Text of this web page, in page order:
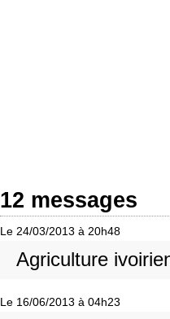
12 messages
Le 24/03/2013 à 20h48
Agriculture
Le 16/06/2013 à 04h23